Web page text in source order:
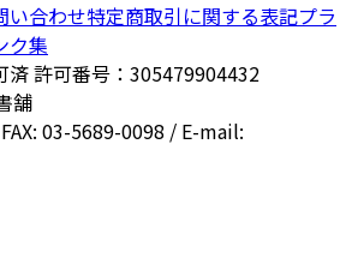
い合わせ特定商取引に関する表記プラ
ク集
済 許可番号：305479904432
舗
03-5689-0098 / E-mail: